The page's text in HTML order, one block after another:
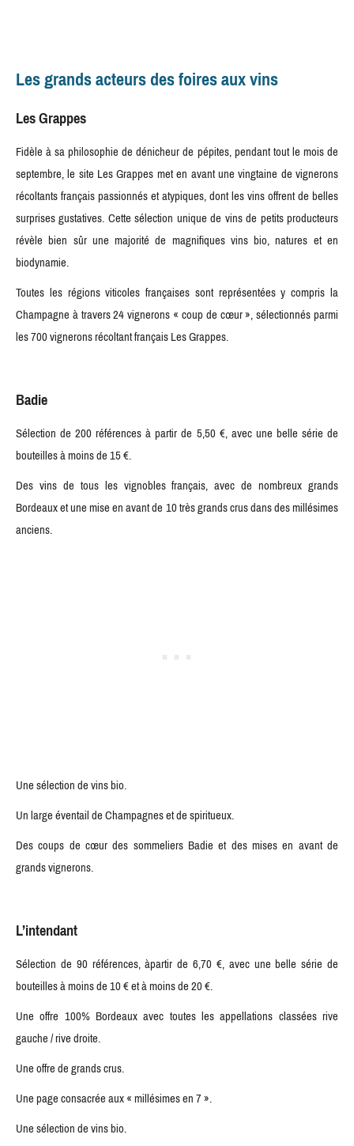
Les grands acteurs des foires aux vins
Les Grappes
Fidèle à sa philosophie de dénicheur de pépites, pendant tout le mois de
septembre, le site Les Grappes met en avant une vingtaine de vignerons
récoltants français passionnés et atypiques, dont les vins offrent de belles
surprises gustatives. Cette sélection unique de vins de petits producteurs
révèle bien sûr une majorité de magnifiques vins bio, natures et en
biodynamie.
Toutes les régions viticoles françaises sont représentées y compris la
Champagne à travers 24 vignerons « coup de cœur », sélectionnés parmi
les 700 vignerons récoltant français Les Grappes.
Badie
Sélection de 200 références à partir de 5,50 €, avec une belle série de
bouteilles à moins de 15 €.
Des vins de tous les vignobles français, avec de nombreux grands
Bordeaux et une mise en avant de 10 très grands crus dans des millésimes
anciens.
Une sélection de vins bio.
Un large éventail de Champagnes et de spiritueux.
Des coups de cœur des sommeliers Badie et des mises en avant de
grands vignerons.
L’intendant
Sélection de 90 références, àpartir de 6,70 €, avec une belle série de
bouteilles à moins de 10 € et à moins de 20 €.
Une offre 100% Bordeaux avec toutes les appellations classées rive
gauche / rive droite.
Une offre de grands crus.
Une page consacrée aux « millésimes en 7 ».
Une sélection de vins bio.